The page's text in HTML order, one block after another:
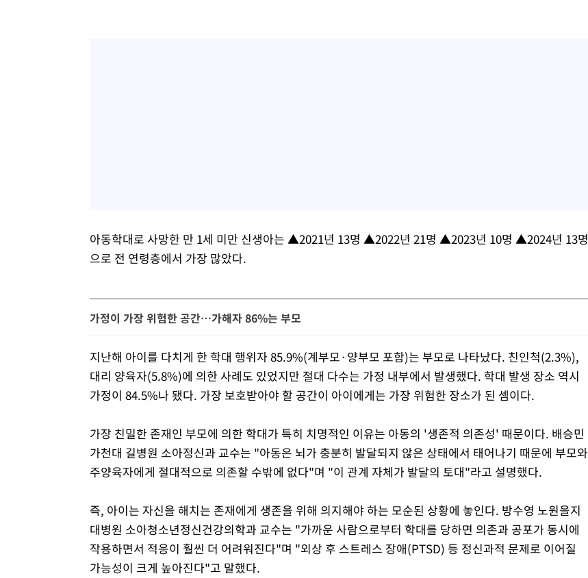
아동학대로 사망한 만 1세 미만 신생아는 ▲2021년 13명 ▲2022년 21명 ▲2023년 10명 ▲2024년 13명
으로 전 연령층에서 가장 많았다.
가정이 가장 위험한 공간…가해자 86%는 부모
지난해 아이를 다치게 한 학대 행위자 85.9%(계부모·양부모 포함)는 부모로 나타났다. 친인척(2.3%),
대리 양육자(5.8%)에 의한 사례도 있었지만 절대 다수는 가정 내부에서 발생했다. 학대 발생 장소 역시
가정이 84.5%나 됐다. 가장 보호받아야 할 공간이 아이에게는 가장 위험한 장소가 된 셈이다.
가장 친밀한 존재인 부모에 의한 학대가 특히 치명적인 이유는 아동의 '생존적 의존성' 때문이다. 배승민
가천대 길병원 소아정신과 교수는 "아동은 뇌가 충분히 발달되지 않은 상태에서 태어나기 때문에 부모와
주양육자에게 절대적으로 의존할 수밖에 없다"며 "이 관계 자체가 발달의 토대"라고 설명했다.
즉, 아이는 자신을 해치는 존재에게 생존을 위해 의지해야 하는 모순된 상황에 놓인다. 방수영 노원을지
대병원 소아청소년정신건강의학과 교수는 "가까운 사람으로부터 학대를 당하면 의존과 공포가 동시에
작용하면서 적응이 훨씬 더 어려워진다"며 "외상 후 스트레스 장애(PTSD) 등 정신과적 문제로 이어질
가능성이 크게 높아진다"고 말했다.